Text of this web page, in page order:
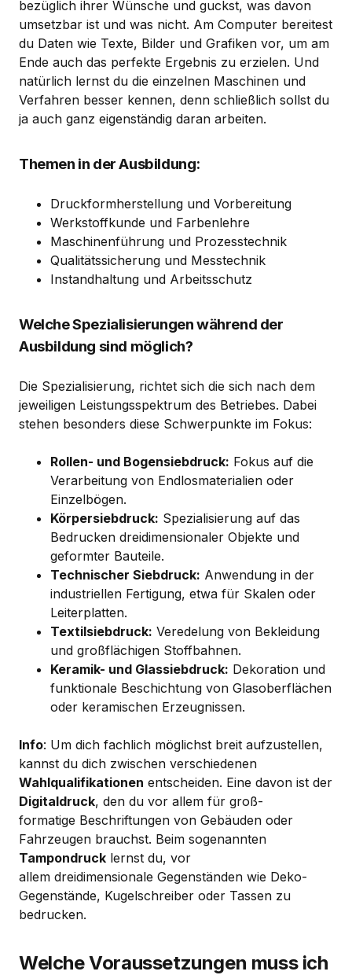
bezüglich ihrer Wünsche und guckst, was davon
umsetzbar ist und was nicht. Am Computer bereitest
du Daten wie Texte, Bilder und Grafiken vor, um am
Ende auch das perfekte Ergebnis zu erzielen. Und
natürlich lernst du die einzelnen Maschinen und
Verfahren besser kennen, denn schließlich sollst du
ja auch ganz eigenständig daran arbeiten.
Themen in der Ausbildung:
Druckformherstellung und Vorbereitung
Werkstoffkunde und Farbenlehre
Maschinenführung und Prozesstechnik
Qualitätssicherung und Messtechnik
Instandhaltung und Arbeitsschutz
Welche Spezialisierungen während der
Ausbildung sind möglich?
Die Spezialisierung, richtet sich die sich nach dem
jeweiligen Leistungsspektrum des Betriebes. Dabei
stehen besonders diese Schwerpunkte im Fokus:
Rollen- und Bogensiebdruck: Fokus auf die
Verarbeitung von Endlosmaterialien oder
Einzelbögen.
Körpersiebdruck: Spezialisierung auf das
Bedrucken dreidimensionaler Objekte und
geformter Bauteile.
Technischer Siebdruck: Anwendung in der
industriellen Fertigung, etwa für Skalen oder
Leiterplatten.
Textilsiebdruck: Veredelung von Bekleidung
und großflächigen Stoffbahnen.
Keramik- und Glassiebdruck: Dekoration und
funktionale Beschichtung von Glasoberflächen
oder keramischen Erzeugnissen.
Info: Um dich fachlich möglichst breit aufzustellen,
kannst du dich zwischen verschiedenen
Wahlqualifikationen entscheiden. Eine davon ist der
Digitaldruck, den du vor allem für groß­
formatige Beschriftungen von Gebäuden oder
Fahrzeugen brauchst. Beim sogenannten
Tampondruck lernst du, vor
allem dreidimensionale Gegen­ständen wie Deko-
Gegenstände, Kugel­schreiber oder Tassen zu
bedrucken.
Welche Voraussetzungen muss ich